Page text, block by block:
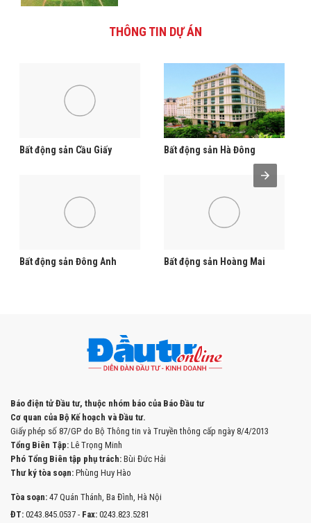
THÔNG TIN DỰ ÁN
Bất động sản Cầu Giấy
Bất động sản Đông Anh
Bất động sản Hà Đông
Bất động sản Hoàng Mai
Báo điện tử Đầu tư, thuộc nhóm báo của Báo Đầu tư
Cơ quan của Bộ Kế hoạch và Đầu tư.
Giấy phép số 87/GP do Bộ Thông tin và Truyền thông cấp ngày 8/4/2013
Tổng Biên Tập: Lê Trọng Minh
Phó Tổng Biên tập phụ trách: Bùi Đức Hải
Thư ký tòa soạn: Phùng Huy Hào
Tòa soạn: 47 Quán Thánh, Ba Đình, Hà Nội
ĐT: 0243.845.0537 - Fax: 0243.823.5281